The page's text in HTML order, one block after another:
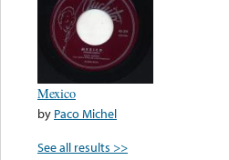
Mexico
by Paco Michel
See all results >>